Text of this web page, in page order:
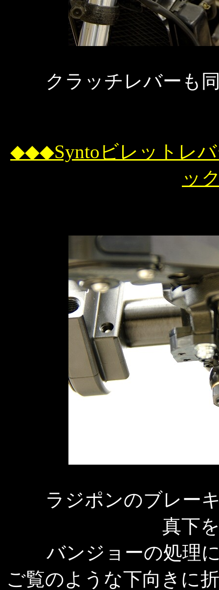
クラッチレバーも
◆◆◆Syntoビレットレ
ッ
ラジポンのブレー
真下
バンジョーの処理
ご覧のような下向きに